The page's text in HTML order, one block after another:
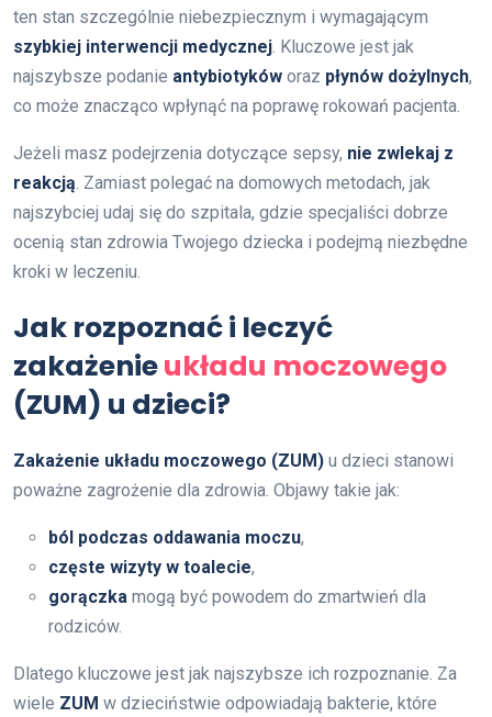
ten stan szczególnie niebezpiecznym i wymagającym
szybkiej interwencji medycznej. Kluczowe jest jak
najszybsze podanie antybiotyków oraz płynów dożylnych,
co może znacząco wpłynąć na poprawę rokowań pacjenta.
Jeżeli masz podejrzenia dotyczące sepsy, nie zwlekaj z
reakcją. Zamiast polegać na domowych metodach, jak
najszybciej udaj się do szpitala, gdzie specjaliści dobrze
ocenią stan zdrowia Twojego dziecka i podejmą niezbędne
kroki w leczeniu.
Jak rozpoznać i leczyć
zakażenieukładu moczowego
(ZUM) u dzieci?
Zakażenie układu moczowego (ZUM) u dzieci stanowi
poważne zagrożenie dla zdrowia. Objawy takie jak:
ból podczas oddawania moczu,
częste wizyty w toalecie,
gorączka mogą być powodem do zmartwień dla
rodziców.
Dlatego kluczowe jest jak najszybsze ich rozpoznanie. Za
wiele ZUM w dzieciństwie odpowiadają bakterie, które